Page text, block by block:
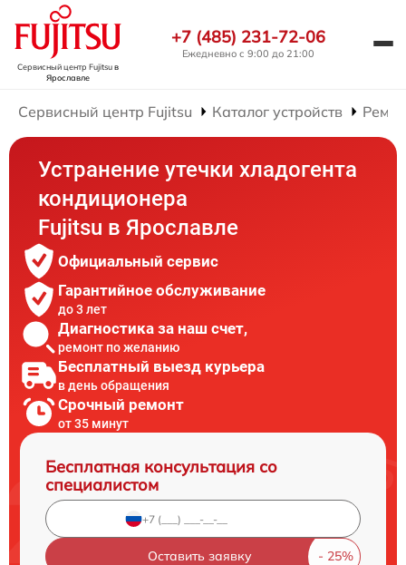
Сервисный центр Fujitsuв
Ярославле
+7 (485) 231-72-06
Ежедневно с 9:00 до 21:00
Сервисный центр Fujitsu Каталог устройств
Устранение утечки хладогента
кондиционера
Fujitsu в Ярославле
Официальный сервис
Гарантийное обслуживание
до 3 лет
Диагностика за наш счет,
ремонт по желанию
Бесплатный выезд курьера
в день обращения
Срочный ремонт
от 35 минут
Бесплатная консультация со
специалистом
Оставить заявку